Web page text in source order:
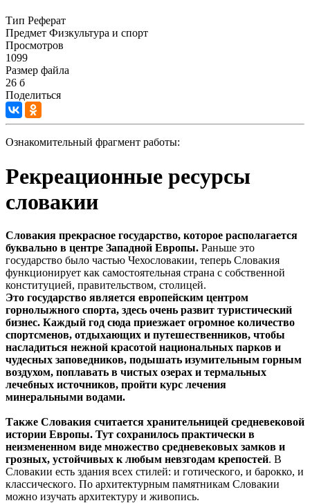
Тип Реферат
Предмет Физкультура и спорт
Просмотров
1099
Размер файла
26 б
Поделиться
Ознакомительный фрагмент работы:
Рекреационные ресурсы
словакии
Словакия прекрасное государство, которое располагается
буквально в центре Западной Европы. Раньше это
государство было частью Чехословакии, теперь Словакия
функционирует как самостоятельная страна с собственной
конституцией, правительством, столицей.
Это государство является европейским центром
горнолыжного спорта, здесь очень развит туристический
бизнес. Каждый год сюда приезжает огромное количество
спортсменов, отдыхающих и путешественников, чтобы
насладиться нежной красотой национальных парков и
чудесных заповедников, подышать изумительным горным
воздухом, поплавать в чистых озерах и термальных
лечебных источников, пройти курс лечения
минеральными водами.
Также Словакия считается хранительницей средневековой
истории Европы. Тут сохранилось практически в
неизмененном виде множество средневековых замков и
грозных, устойчивых к любым невзгодам крепостей. В
Словакии есть здания всех стилей: и готического, и барокко, и
классического. По архитектурным памятникам Словакии
можно изучать архитектуру и живопись.